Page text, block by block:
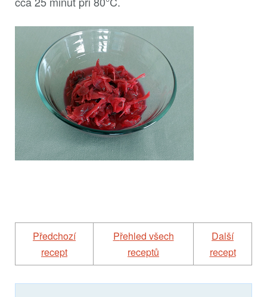
předchozí
recept
Přehled všech
receptů
další
recept